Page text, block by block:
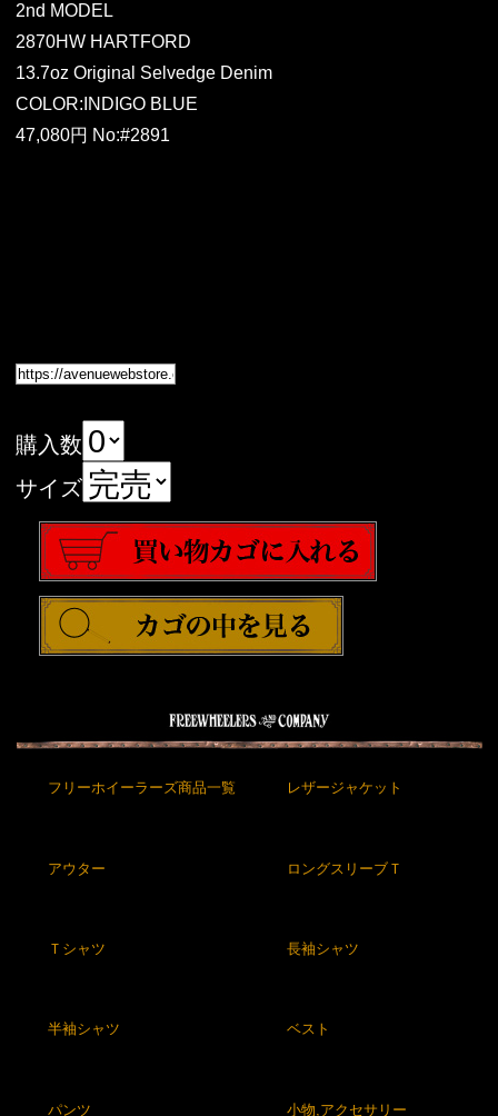
2nd MODEL
2870HW HARTFORD
13.7oz Original Selvedge Denim
COLOR:INDIGO BLUE
47,080円 No:#2891
購入数
サイズ
フリーホイーラーズ商品一覧 レザージャケット
アウター ロングスリーブＴ
Ｔシャツ 長袖シャツ
半袖シャツ ベスト
パンツ 小物,アクセサリー